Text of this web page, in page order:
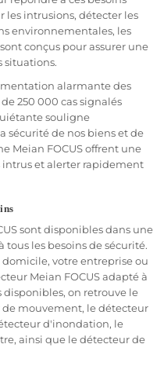
au hasard. Découvrez notre
haut de gamme,
fiable et efficace contre
indésirables.
Protégez votre foyer
solutions de sécurité
un détecteur
un rôle crucial dans la
de votre entreprise.
les intrusions, détecter les
environnementales, les
conçus pour assurer une
situations.
alarmante des
250 000 cas signalés
souligne
sécurité de nos biens et de
Meian FOCUS offrent une
intrus et alerter rapidement
sont disponibles dans une
les besoins de sécurité.
votre entreprise ou
Meian FOCUS adapté à
on retrouve le
mouvement, le détecteur
d'inondation, le
ainsi que le détecteur de